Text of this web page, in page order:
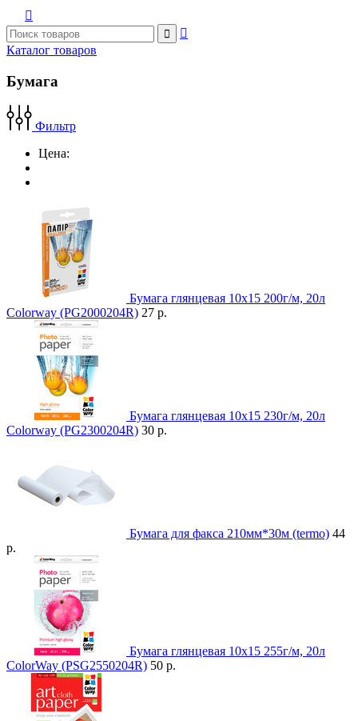



Каталог товаров
Бумага
Фильтр
Цена:
Бумага глянцевая 10x15 200г/м, 20л
Colorway (PG2000204R) 27 р.
Бумага глянцевая 10x15 230г/м, 20л
Colorway (PG2300204R) 30 р.
Бумага для факса 210мм*30м (termo) 44
р.
Бумага глянцевая 10x15 255г/м, 20л
ColorWay (PSG2550204R) 50 р.